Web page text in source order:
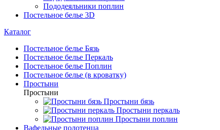
Пододеяльники поплин
Постельное белье 3D
Каталог
Постельное белье Бязь
Постельное белье Перкаль
Постельное белье Поплин
Постельное белье (в кроватку)
Простыни
Простыни
Простыни бязь
Простыни перкаль
Простыни поплин
Вафельные полотенца